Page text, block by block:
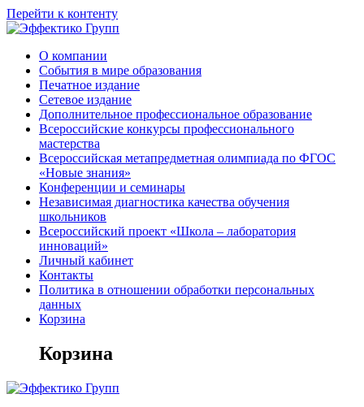
Перейти к контенту
О компании
События в мире образования
Печатное издание
Сетевое издание
Дополнительное профессиональное образование
Всероссийские конкурсы профессионального
мастерства
Всероссийская метапредметная олимпиада по ФГОС
«Новые знания»
Конференции и семинары
Независимая диагностика качества обучения
школьников
Всероссийский проект «Школа – лаборатория
инноваций»
Личный кабинет
Контакты
Политика в отношении обработки персональных
данных
Корзина
Корзина